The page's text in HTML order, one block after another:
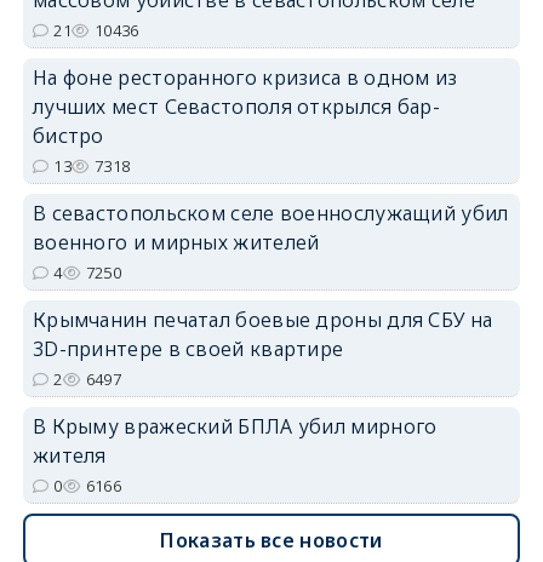
21 10436
На фоне ресторанного кризиса в одном из
лучших мест Севастополя открылся бар-
бистро
13 7318
В севастопольском селе военнослужащий убил
военного и мирных жителей
4 7250
Крымчанин печатал боевые дроны для СБУ на
3D-принтере в своей квартире
2 6497
В Крыму вражеский БПЛА убил мирного
жителя
0 6166
Показать все новости